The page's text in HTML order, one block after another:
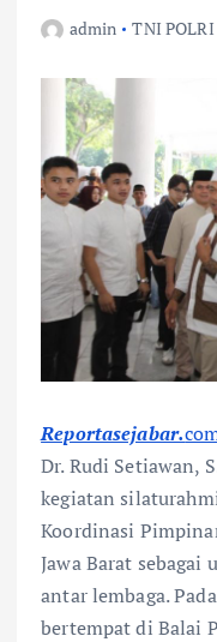
admin TNI POLRI
Reportasejabar.
Dr. Rudi Setiawan,
kegiatan
Koordinasi
Jawa Barat sebagai
antar lembaga.
bertempat di Balai